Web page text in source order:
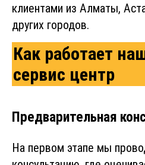
клиентами из Алматы,
других городов.
Как работает
сервис центр
Предварительная
На первом этапе мы